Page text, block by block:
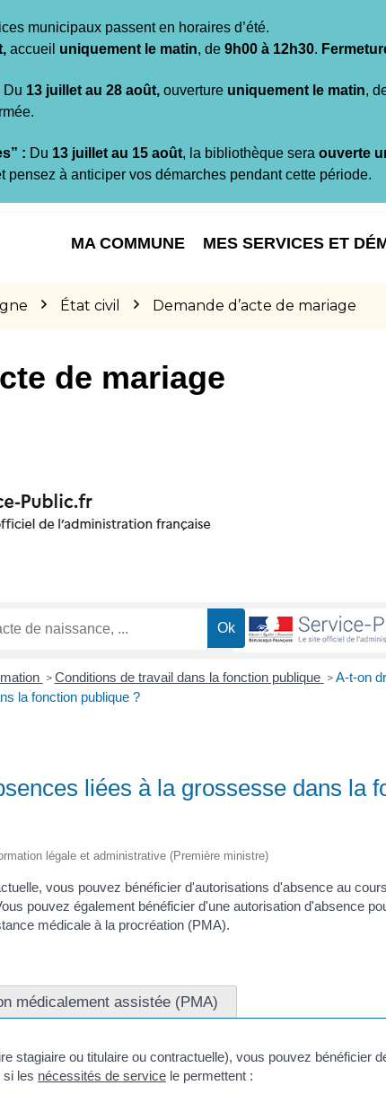
municipaux passent en horaires d’été.
accueil uniquement le matin, de 9h00 à 12h30.
Du 13 juillet au 28 août, ouverture uniquement le matin,
: Du 13 juillet au 15 août, la bibliothèque sera ouverte
pensez à anticiper vos démarches pendant cette période.
MA COMMUNE MES SERVICES ET
État civil Demande d’acte de mariage
de mariage
> Conditions de travail dans la fonction publique > A-t-on
la fonction publique ?
liées à la grossesse dans la
légale et administrative (Première ministre)
vous pouvez bénéficier d'autorisations d'absence au
pouvez également bénéficier d'une autorisation d'absence
médicale à la procréation (PMA).
médicalement assistée (PMA)
stagiaire ou titulaire ou contractuelle), vous pouvez bénéficier
si les nécessités de service le permettent :